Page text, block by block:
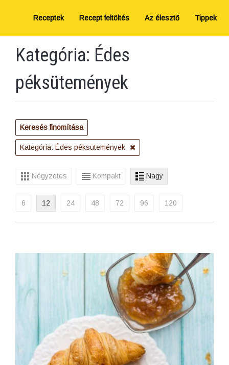
Receptek Recept feltöltés Az élesztő Tippek
Kategória: Édes
péksütemények
Keresés finomítása
Kategória: Édes péksütemények
Négyzetes Kompakt Nagy
6 12 24 48 72 96 120